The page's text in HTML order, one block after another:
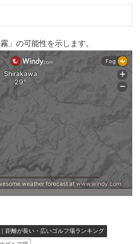
」の可能性を示します。
距離が長い・広いゴルフ場ランキング